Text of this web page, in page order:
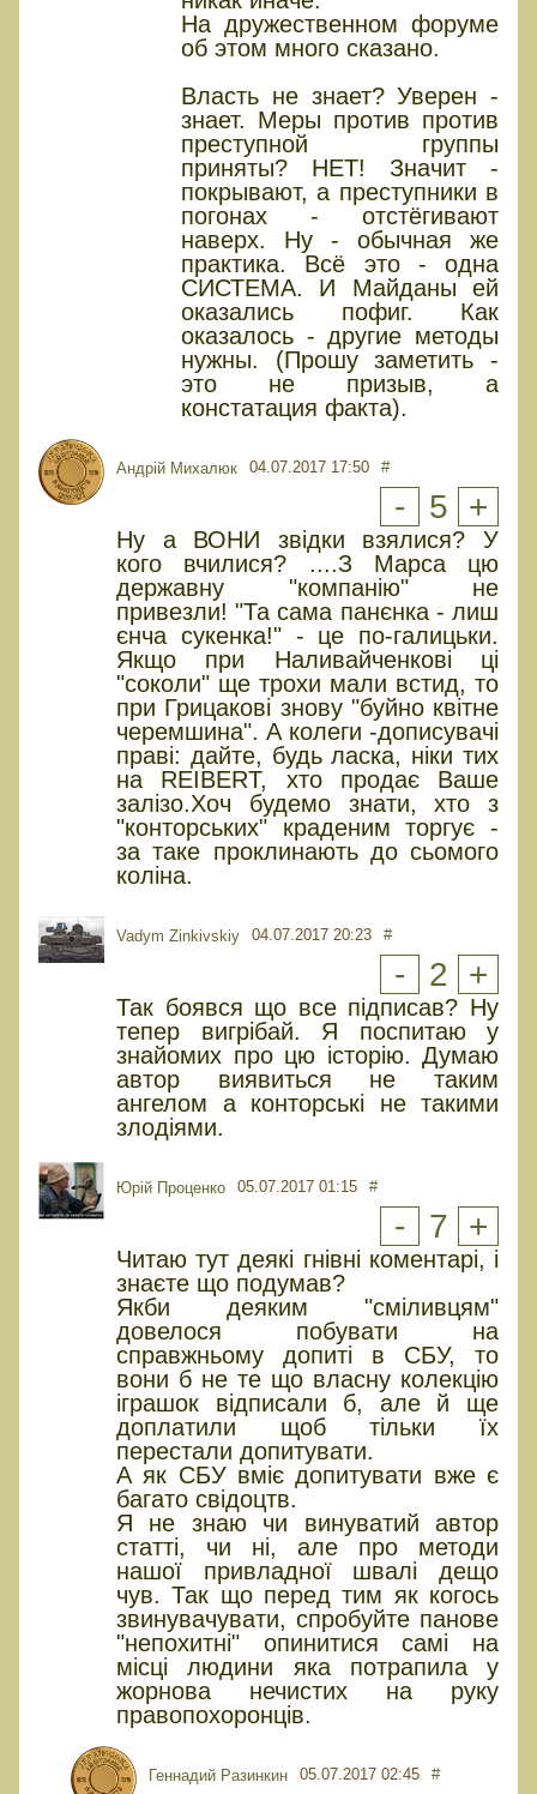
На дружественном форуме
об этом много сказано.
Власть не знает? Уверен -
знает. Меры против против
преступной группы
приняты? НЕТ! Значит -
покрывают, а преступники в
погонах - отстёгивают
наверх. Ну - обычная же
практика. Всё это - одна
СИСТЕМА. И Майданы ей
оказались пофиг. Как
оказалось - другие методы
нужны. (Прошу заметить -
это не призыв, а
констатация факта).
Андрій Михалюк 04.07.2017 17:50 #
- 5 +
Ну а ВОНИ звідки взялися? У
кого вчилися? ....З Марса цю
державну "компанію" не
привезли! "Та сама панєнка - лиш
єнча сукенка!" - це по-галицьки.
Якщо при Наливайченкові ці
"соколи" ще трохи мали встид, то
при Грицакові знову "буйно квітне
черемшина". А колеги -дописувачі
праві: дайте, будь ласка, ніки тих
на REIBERT, хто продає Ваше
залізо.Хоч будемо знати, хто з
"конторських" краденим торгує -
за таке проклинають до сьомого
коліна.
Vadym Zinkivskiy 04.07.2017 20:23 #
- 2 +
Так боявся що все підписав? Ну
тепер вигрібай. Я поспитаю у
знайомих про цю історію. Думаю
автор виявиться не таким
ангелом а конторські не такими
злодіями.
Юрiй Проценко 05.07.2017 01:15 #
- 7 +
Читаю тут деякі гнівні коментарі, і
знаєте що подумав?
Якби деяким "сміливцям"
довелося побувати на
справжньому допиті в СБУ, то
вони б не те що власну колекцію
іграшок відписали б, але й ще
доплатили щоб тільки їх
перестали допитувати.
А як СБУ вміє допитувати вже є
багато свідоцтв.
Я не знаю чи винуватий автор
статті, чи ні, але про методи
нашої привладної швалі дещо
чув. Так що перед тим як когось
звинувачувати, спробуйте панове
"непохитні" опинитися самі на
місці людини яка потрапила у
жорнова нечистих на руку
правопохоронців.
Геннадий Разинкин 05.07.2017 02:45 #